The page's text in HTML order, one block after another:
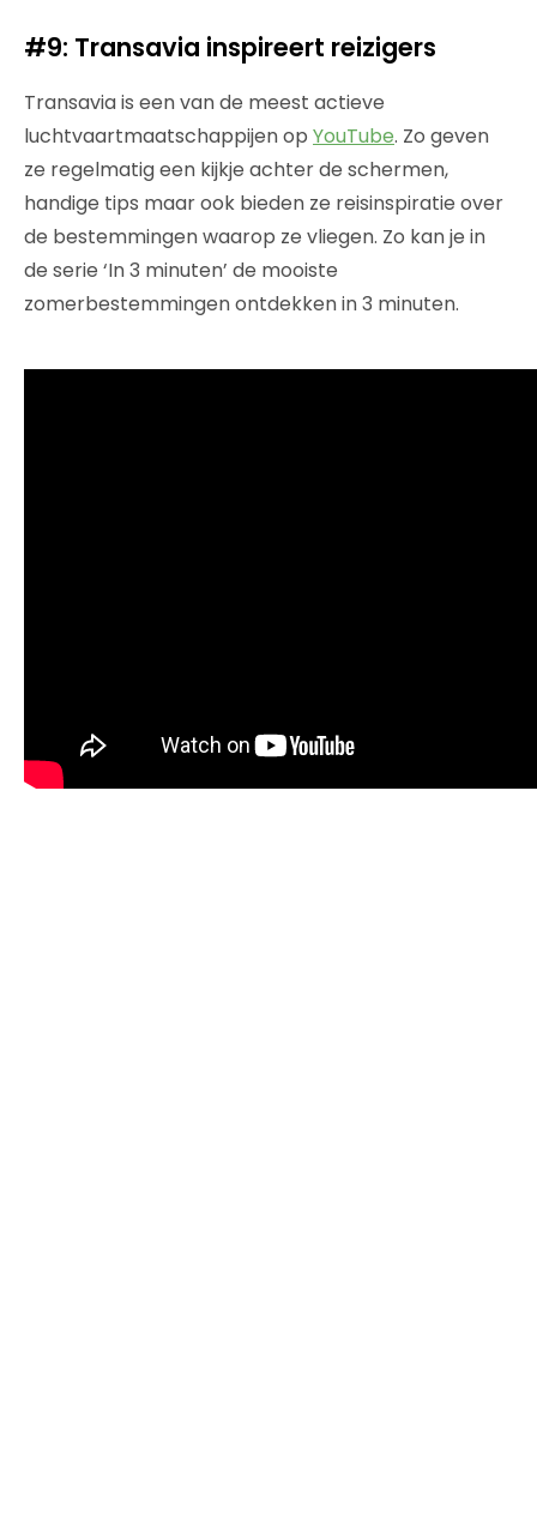
#9: Transavia inspireert reizigers
Transavia is een van de meest actieve
luchtvaartmaatschappijen op YouTube. Zo geven
ze regelmatig een kijkje achter de schermen,
handige tips maar ook bieden ze reisinspiratie over
de bestemmingen waarop ze vliegen. Zo kan je in
de serie ‘In 3 minuten’ de mooiste
zomerbestemmingen ontdekken in 3 minuten.